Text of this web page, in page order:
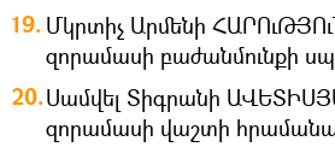
Մկրտիչ Արմենի
զորամասի բաժանմունքի
Սամվել Տիգրանի
զորամասի վաշտի